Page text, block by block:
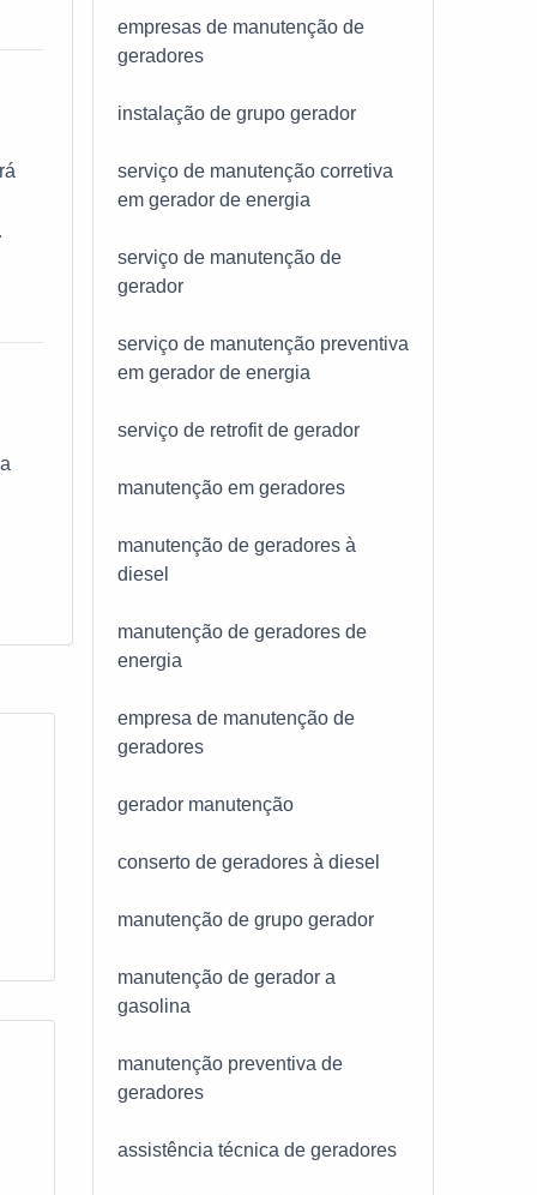
do
&
empresas de manutenção de
geradores
instalação de grupo gerador
serviço de manutenção corretiva
em gerador de energia
serviço de manutenção de
gerador
serviço de manutenção preventiva
em gerador de energia
serviço de retrofit de gerador
manutenção em geradores
manutenção de geradores à
diesel
manutenção de geradores de
energia
empresa de manutenção de
geradores
gerador manutenção
conserto de geradores à diesel
manutenção de grupo gerador
manutenção de gerador a
gasolina
manutenção preventiva de
geradores
assistência técnica de geradores